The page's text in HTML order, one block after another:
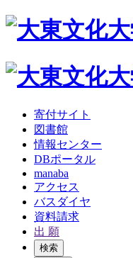
寄付サイト
図書館
情報センター
DBポータル
manaba
アクセス
バスダイヤ
資料請求
出 願
検索